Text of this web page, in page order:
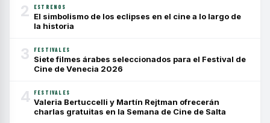
2 ESTRENOS
El simbolismo de los eclipses en el cine a lo largo de
la historia
3 FESTIVALES
Siete filmes árabes seleccionados para el Festival de
Cine de Venecia 2026
4 FESTIVALES
Valeria Bertuccelli y Martín Rejtman ofrecerán
charlas gratuitas en la Semana de Cine de Salta